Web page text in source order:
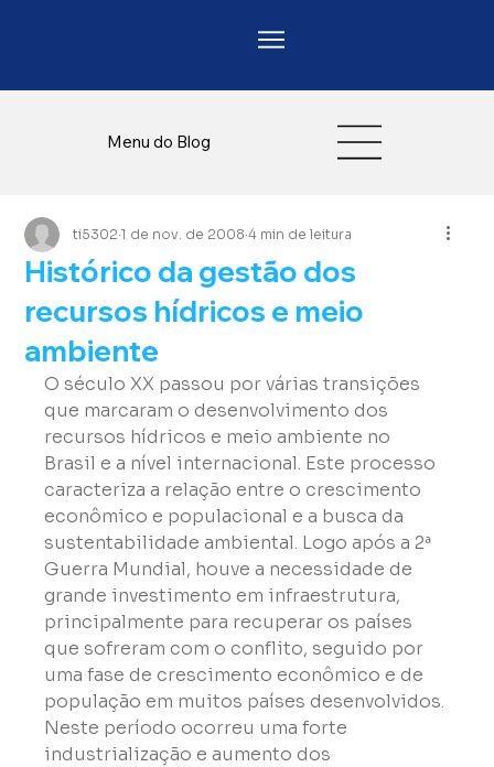
Menu do Blog
Histórico da gestão dos
recursos hídricos e meio
ambiente
ti5302 1 de nov. de 2008 4 min de leitura
O século XX passou por várias transições
que marcaram o desenvolvimento dos
recursos hídricos e meio ambiente no
Brasil e a nível internacional. Este processo
caracteriza a relação entre o crescimento
econômico e populacional e a busca da
sustentabilidade ambiental. Logo após a 2ª
Guerra Mundial, houve a necessidade de
grande investimento em infraestrutura,
principalmente para recuperar os países
que sofreram com o conflito, seguido por
uma fase de crescimento econômico e de
população em muitos países desenvolvidos.
Neste período ocorreu uma forte
industrialização e aumento dos